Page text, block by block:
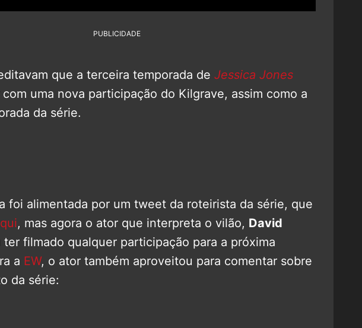
PUBLICIDADE
que a terceira temporada de Jessica Jones
uma nova participação do Kilgrave, assim como a
da série.
foi alimentada por um tweet da roteirista da série, que
, mas agora o ator que interpreta o vilão, David
ter filmado qualquer participação para a próxima
a EW, o ator também aproveitou para comentar sobre
da série: